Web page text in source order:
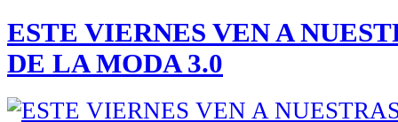
ESTE VIERNES VEN A
DE LA MODA 3.0